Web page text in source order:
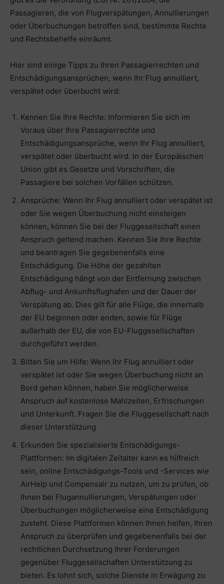
Passagieren, die von Flugverspätungen, Annullierungen
oder Überbuchungen betroffen sind, bestimmte Rechte
und Rechtsbehelfe einräumt.
Hier sind einige Tipps zu Ihren Passagierrechten und
Entschädigungsansprüchen, wenn Ihr Flug annulliert,
verspätet oder überbucht wird:
Kennen Sie Ihre Rechte: Informieren Sie sich im
Voraus über Ihre Passagierrechte und
Entschädigungsansprüche, wenn Ihr Flug annulliert,
verspätet oder überbucht wird. In der Europäischen
Union gibt es Gesetze und Vorschriften, die
Passagiere bei solchen Vorfällen schützen.
Ansprüche: Wenn Ihr Flug annulliert oder verspätet ist
oder Sie wegen Überbuchung nicht einsteigen
können, können Sie bei der Fluggesellschaft einen
Anspruch geltend machen. Kennen Sie Ihre Rechte
und beantragen Sie gegebenenfalls eine
Entschädigung. Die Höhe der gezahlten
Entschädigung hängt von der Entfernung zwischen
Abflug- und Ankunftsflughafen und der Dauer der
Verspätung ab. Dies gilt für alle Flüge, die innerhalb
der EU beginnen oder enden, sowie für Flüge
außerhalb der EU, die von EU-Fluggesellschaften
durchgeführt werden.
Bitten Sie um Hilfe: Wenn Ihr Flug annulliert oder
verspätet ist oder Sie wegen Überbuchung nicht an
Bord gehen können, haben Sie möglicherweise
Anspruch auf kostenlose Mahlzeiten, Erfrischungen
und Unterkunft. Fragen Sie die Fluggesellschaft nach
dieser Unterstützung
Erkunden Sie spezialisierte Entschädigungs-
Plattformen: Im digitalen Zeitalter kann es hilfreich
sein, online Entschädigungs-Tools und -Services wie
AirHelp und Compensair zu nutzen, um zu prüfen, ob
Ihnen bei Flugannullierungen, Verspätungen oder
Überbuchungen möglicherweise eine Entschädigung
zusteht. Diese Plattformen können Ihnen helfen, Ihren
Anspruch zu überprüfen und gegebenenfalls bei der
rechtlichen Durchsetzung Ihrer Forderungen
gegenüber Fluggesellschaften Unterstützung zu
bieten. Es lohnt sich, solche Dienste in Erwägung zu